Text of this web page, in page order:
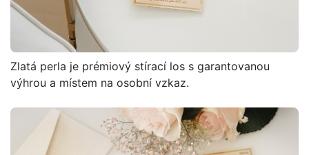
Zlatá perla je prémiový stírací los s garantovanou
výhrou a místem na osobní vzkaz.